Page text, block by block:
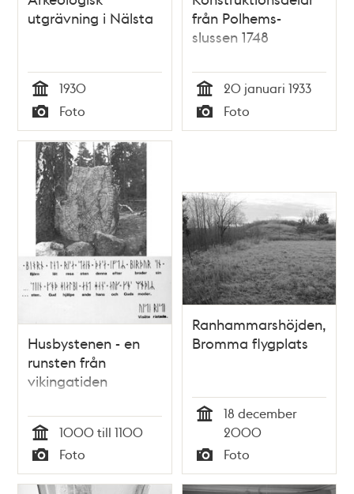
utgrävning i Nälsta
Tid
1930
Typ
Foto
från Polhems-
slussen 1748
Tid
20 januari 1933
Typ
Foto
Husbystenen - en
runsten från
vikingatiden
Tid
1000 till 1100
Typ
Foto
Ranhammarshöjden,
Bromma flygplats
18 december
2000
Typ
Foto